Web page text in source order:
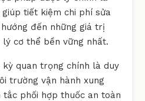
tiết kiệm chi phí sửa
đến những giá trị
cơ thể bền vững nhất.
quan trọng chính là duy
trường vận hành xung
tắc phối hợp thuốc an toàn